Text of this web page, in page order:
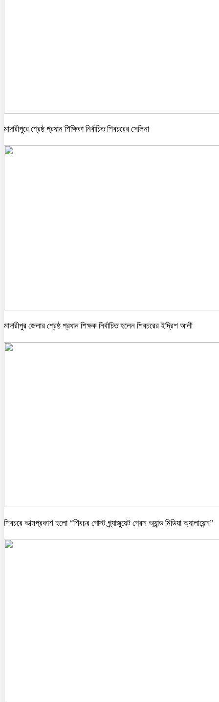
মাদারীপুরে শ্রেষ্ঠ প্রধান শিক্ষিকা নির্বাচিত শিবচরের সেলিনা
মাদারীপুর জেলার শ্রেষ্ঠ প্রধান শিক্ষক নির্বাচিত হলেন শিবচরের ইদ্রিশ আলী
শিবচরে আত্মপ্রকাশ হলো “শিবচর পোস্ট গ্র্যাজুয়েট প্রেস অ্যান্ড মিডিয়া অ্যালায়েন্স”